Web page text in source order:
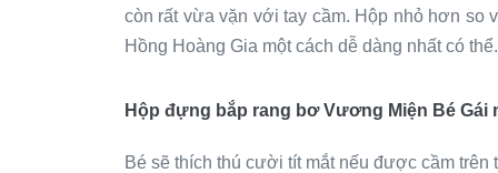
còn rất vừa vặn với tay cầm. Hộp nhỏ hơn so
Hồng Hoàng Gia một cách dễ dàng nhất có thể.
Hộp đựng bắp rang bơ Vương Miện Bé Gái
Bé sẽ thích thú cười tít mắt nếu được cầm